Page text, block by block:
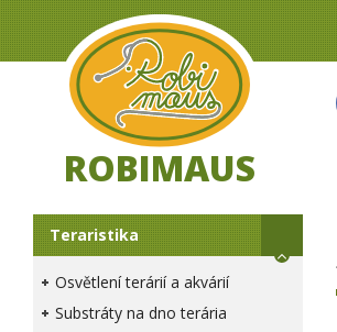
ROBIMAUS
Teraristika
Osvětlení terárií a akvárií
Substráty na dno terária